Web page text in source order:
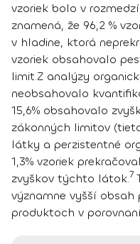
vzoriek bolo v
znamená, že 96,2 %
v hladine, ktorá
vzoriek obsahovalo
limit.Z analýzy
neobsahovalo
15,6% obsahovalo
zákonných limitov
látky a perzistentné
1,3% vzoriek
zvyškov týchto látok.7
významne vyšší
produktoch v